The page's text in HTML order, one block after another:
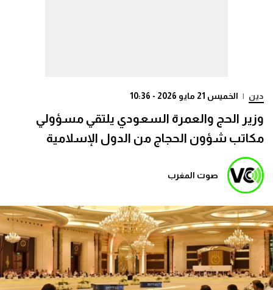
دين | الخميس 21 مايو 2026 - 10:36
وزير الحج والعمرة السعودي يلتقي مسؤولي
مكاتب شؤون الحجاج من الدول الإسلامية
صوت المغرب